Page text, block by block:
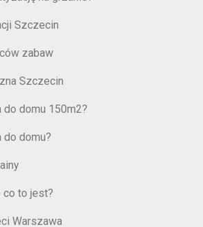
Szczecin
zabaw
Szczecin
do domu 150m2?
do domu?
co to jest?
Warszawa